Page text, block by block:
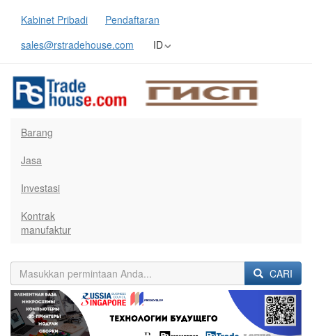
Kabinet Pribadi
Pendaftaran
sales@rstradehouse.com
ID
Barang
Jasa
Investasi
Kontrak
manufaktur
CARI
Previous Next